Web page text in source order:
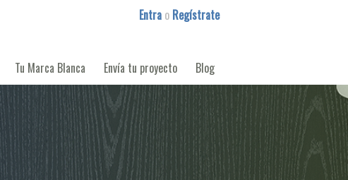
Entra o Regístrate
Tu Marca Blanca Envía tu proyecto Blog